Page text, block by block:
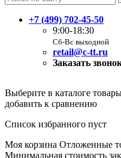
+7 (499) 702-45-50
9:00-18:30
Сб-Вс выходной
retail@c-tt.ru
Заказать
Выберите в каталоге
добавить к сравнению
Список избранного пуст
Моя корзина Отложенные
Минимальная стоимость